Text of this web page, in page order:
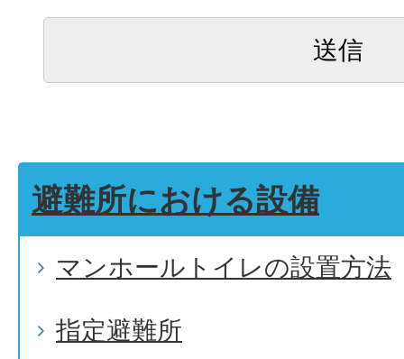
避難所における設備
マンホールトイレの設置方法
指定避難所